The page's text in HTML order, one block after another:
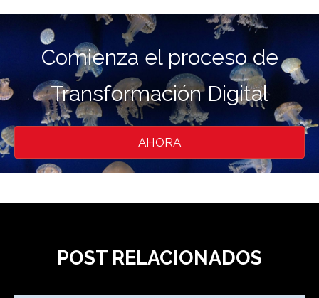
Comienza el proceso de
Transformación Digital
AHORA
POST RELACIONADOS